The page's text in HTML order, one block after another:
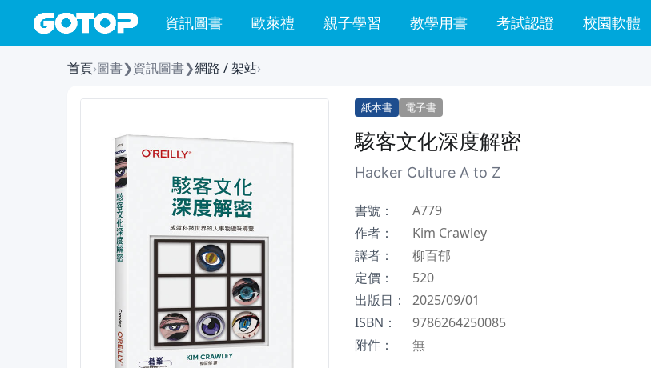
資訊圖書 歐萊禮 親子學習 教學用書 考試認證 校園軟體
首頁›圖書❯資訊圖書❯網路 / 架站›
紙本書 電子書
駭客文化深度解密
Hacker Culture A to Z
書號：
A779
作者：
Kim Crawley
譯者：
柳百郁
定價：
520
出版日：
2025/09/01
ISBN：
9786264250085
附件：
無